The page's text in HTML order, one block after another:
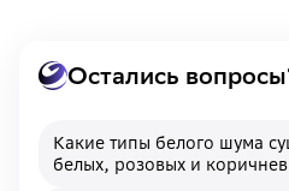
Остались
Какие типы белого шума
белых, розовых и